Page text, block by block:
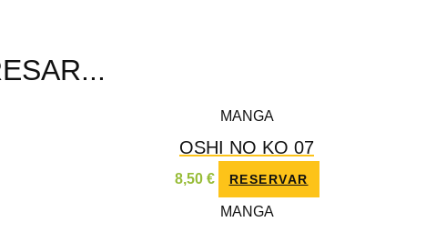
MANGA
OSHI NO KO 07
8,50 € RESERVAR
MANGA